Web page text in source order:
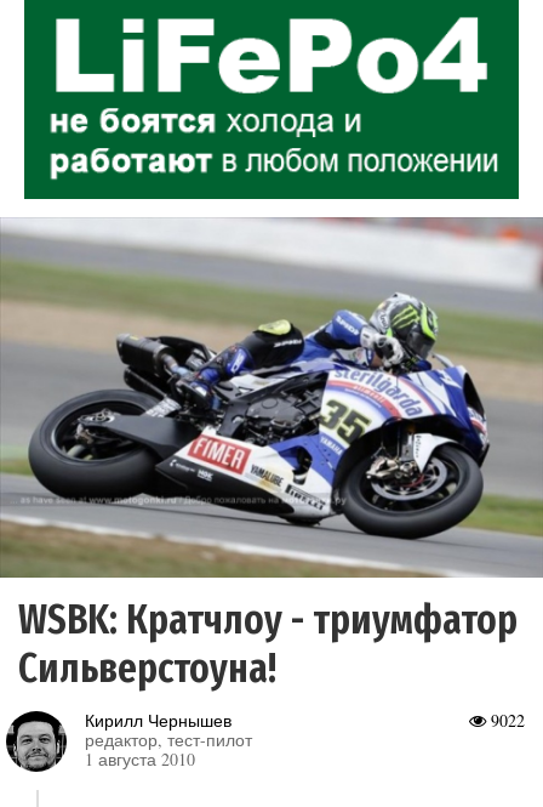
WSBK: Кратчлоу - триумфатор
Сильверстоуна!
9022
Кирилл Чернышев
редактор, тест-пилот
1 августа 2010